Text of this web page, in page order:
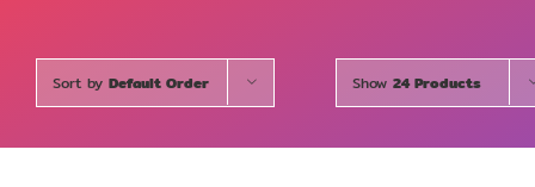
Sort by Default Order Show 24 Products